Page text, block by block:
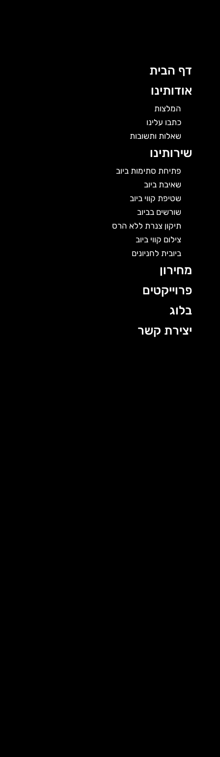
דף הבית
אודותינו
המלצות
כתבו עלינו
שאלות ותשובות
שירותינו
פתיחת סתימות ביוב
שאיבת ביוב
שטיפת קווי ביוב
שורשים בביוב
תיקון צנרת ללא הרס
צילום קווי ביוב
ביובית לחניונים
מחירון
פרוייקטים
בלוג
יצירת קשר